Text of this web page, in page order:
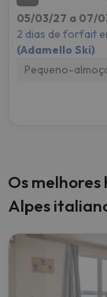
05/03/27 a 07/
2 dias de forfait
(Adamello Ski)
Pequeno-
Os
Alpes